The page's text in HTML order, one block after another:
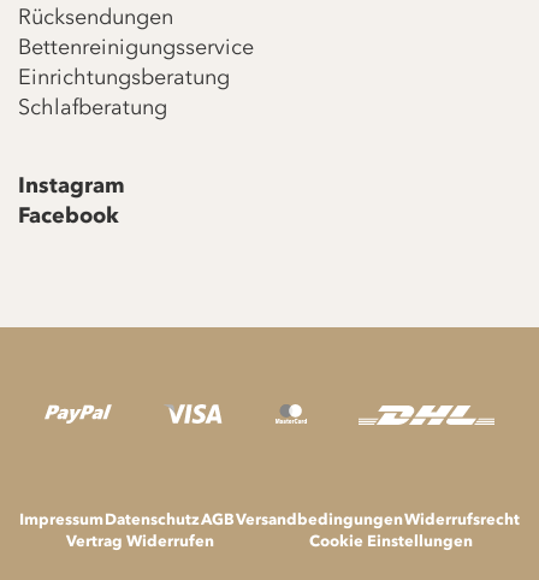
Rücksendungen
Bettenreinigungsservice
Einrichtungsberatung
Schlafberatung
Instagram
Facebook
ImpressumDatenschutzAGBVersandbedingungenWiderrufsrecht
Vertrag Widerrufen
Cookie Einstellungen